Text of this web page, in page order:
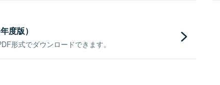
度版）
形式でダウンロードできます。